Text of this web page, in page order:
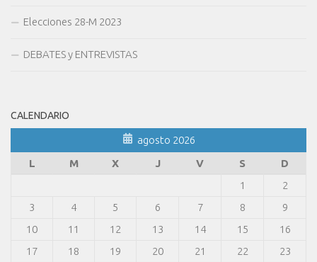
Elecciones 28-M 2023
DEBATES y ENTREVISTAS
CALENDARIO
agosto 2026
L
M X J V S
D
1
2
3
4 5 6 7 8
9
10
11 12 13 14 15
16
17
18 19 20 21 22
23